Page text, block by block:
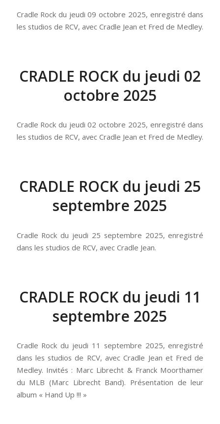
Cradle Rock du jeudi 09 octobre 2025, enregistré dans
les studios de RCV, avec Cradle Jean et Fred de Medley.
CRADLE ROCK du jeudi 02
octobre 2025
Cradle Rock du jeudi 02 octobre 2025, enregistré dans
les studios de RCV, avec Cradle Jean et Fred de Medley.
CRADLE ROCK du jeudi 25
septembre 2025
Cradle Rock du jeudi 25 septembre 2025, enregistré
dans les studios de RCV, avec Cradle Jean.
CRADLE ROCK du jeudi 11
septembre 2025
Cradle Rock du jeudi 11 septembre 2025, enregistré
dans les studios de RCV, avec Cradle Jean et Fred de
Medley. Invités : Marc Librecht & Franck Moorthamer
du MLB (Marc Librecht Band). Présentation de leur
album « Hand Up !!! »